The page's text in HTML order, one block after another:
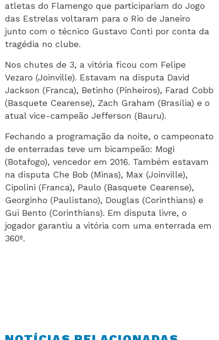
atletas do Flamengo que participariam do Jogo
das Estrelas voltaram para o Rio de Janeiro
junto com o técnico Gustavo Conti por conta da
tragédia no clube.
Nos chutes de 3, a vitória ficou com Felipe
Vezaro (Joinville). Estavam na disputa David
Jackson (Franca), Betinho (Pinheiros), Farad Cobb
(Basquete Cearense), Zach Graham (Brasília) e o
atual vice-campeão Jefferson (Bauru).
Fechando a programação da noite, o campeonato
de enterradas teve um bicampeão: Mogi
(Botafogo), vencedor em 2016. Também estavam
na disputa Che Bob (Minas), Max (Joinville),
Cipolini (Franca), Paulo (Basquete Cearense),
Georginho (Paulistano), Douglas (Corinthians) e
Gui Bento (Corinthians). Em disputa livre, o
jogador garantiu a vitória com uma enterrada em
360º.